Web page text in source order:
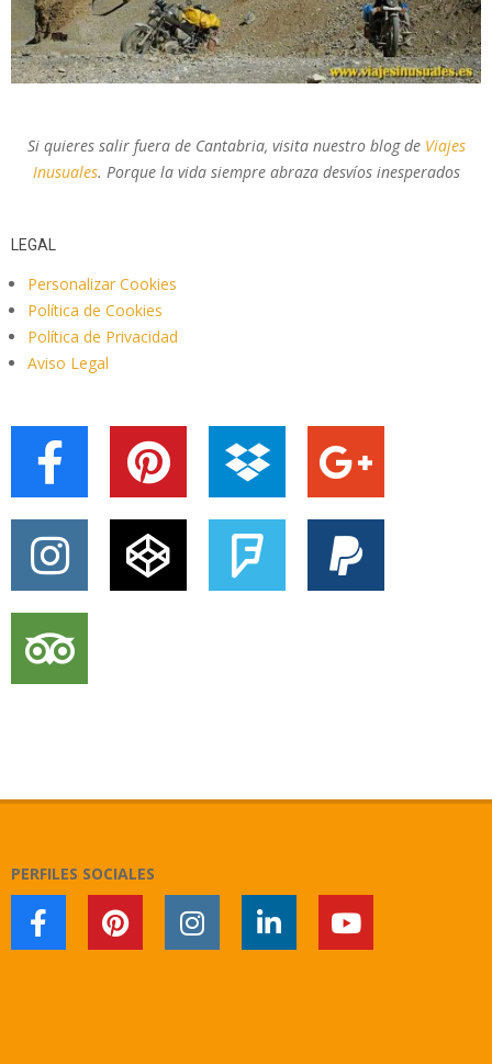
Si quieres salir fuera de Cantabria, visita nuestro blog de Viajes
Inusuales. Porque la vida siempre abraza desvíos inesperados
LEGAL
Personalizar Cookies
Política de Cookies
Política de Privacidad
Aviso Legal
PERFILES SOCIALES